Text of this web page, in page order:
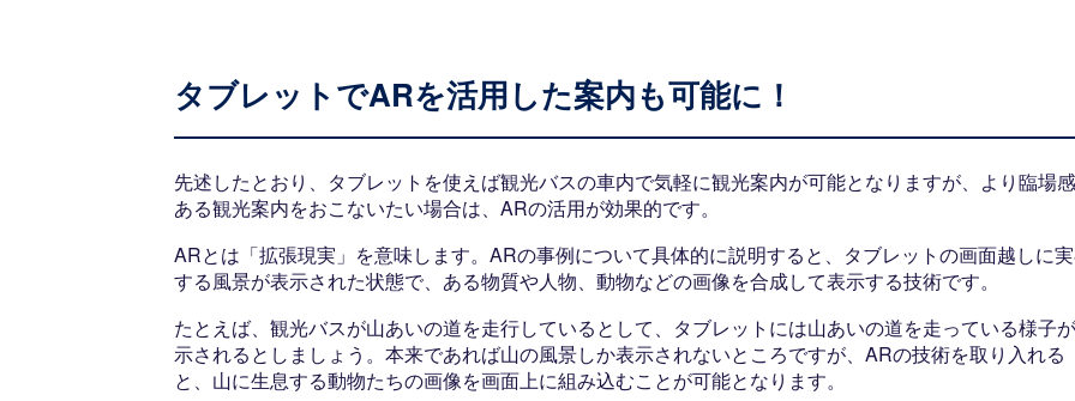
タブレットでARを活用した案内も可能に！
先述したとおり、タブレットを使えば観光バスの車内で気軽に観光案内が可能となりますが、より臨場
ある観光案内をおこないたい場合は、ARの活用が効果的です。
ARとは「拡張現実」を意味します。ARの事例について具体的に説明すると、タブレットの画面越しに
する風景が表示された状態で、ある物質や人物、動物などの画像を合成して表示する技術です。
たとえば、観光バスが山あいの道を走行しているとして、タブレットには山あいの道を走っている様子
示されるとしましょう。本来であれば山の風景しか表示されないところですが、ARの技術を取り入れる
と、山に生息する動物たちの画像を画面上に組み込むことが可能となります。